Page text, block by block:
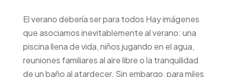
El verano debería ser para todos Hay imágenes
que asociamos inevitablemente al verano: una
piscina llena de vida, niños jugando en el agua,
reuniones familiares al aire libre o la tranquilidad
de un baño al atardecer. Sin embargo, para miles